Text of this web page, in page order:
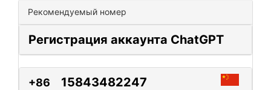
Рекомендуемый номер
Регистрация аккаунта ChatGPT
+86 15843482247